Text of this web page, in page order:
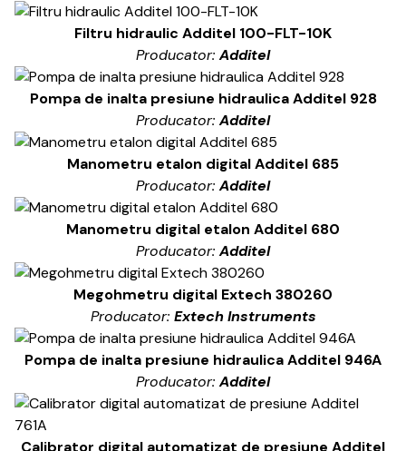
Filtru hidraulic Additel 100-FLT-10K
Producator:Additel
Pompa de inalta presiune hidraulica Additel 928
Producator:Additel
Manometru etalon digital Additel 685
Producator:Additel
Manometru digital etalon Additel 680
Producator:Additel
Megohmetru digital Extech 380260
Producator: Extech Instruments
Pompa de inalta presiune hidraulica Additel 946A
Producator:Additel
Calibrator digital automatizat de presiune Additel